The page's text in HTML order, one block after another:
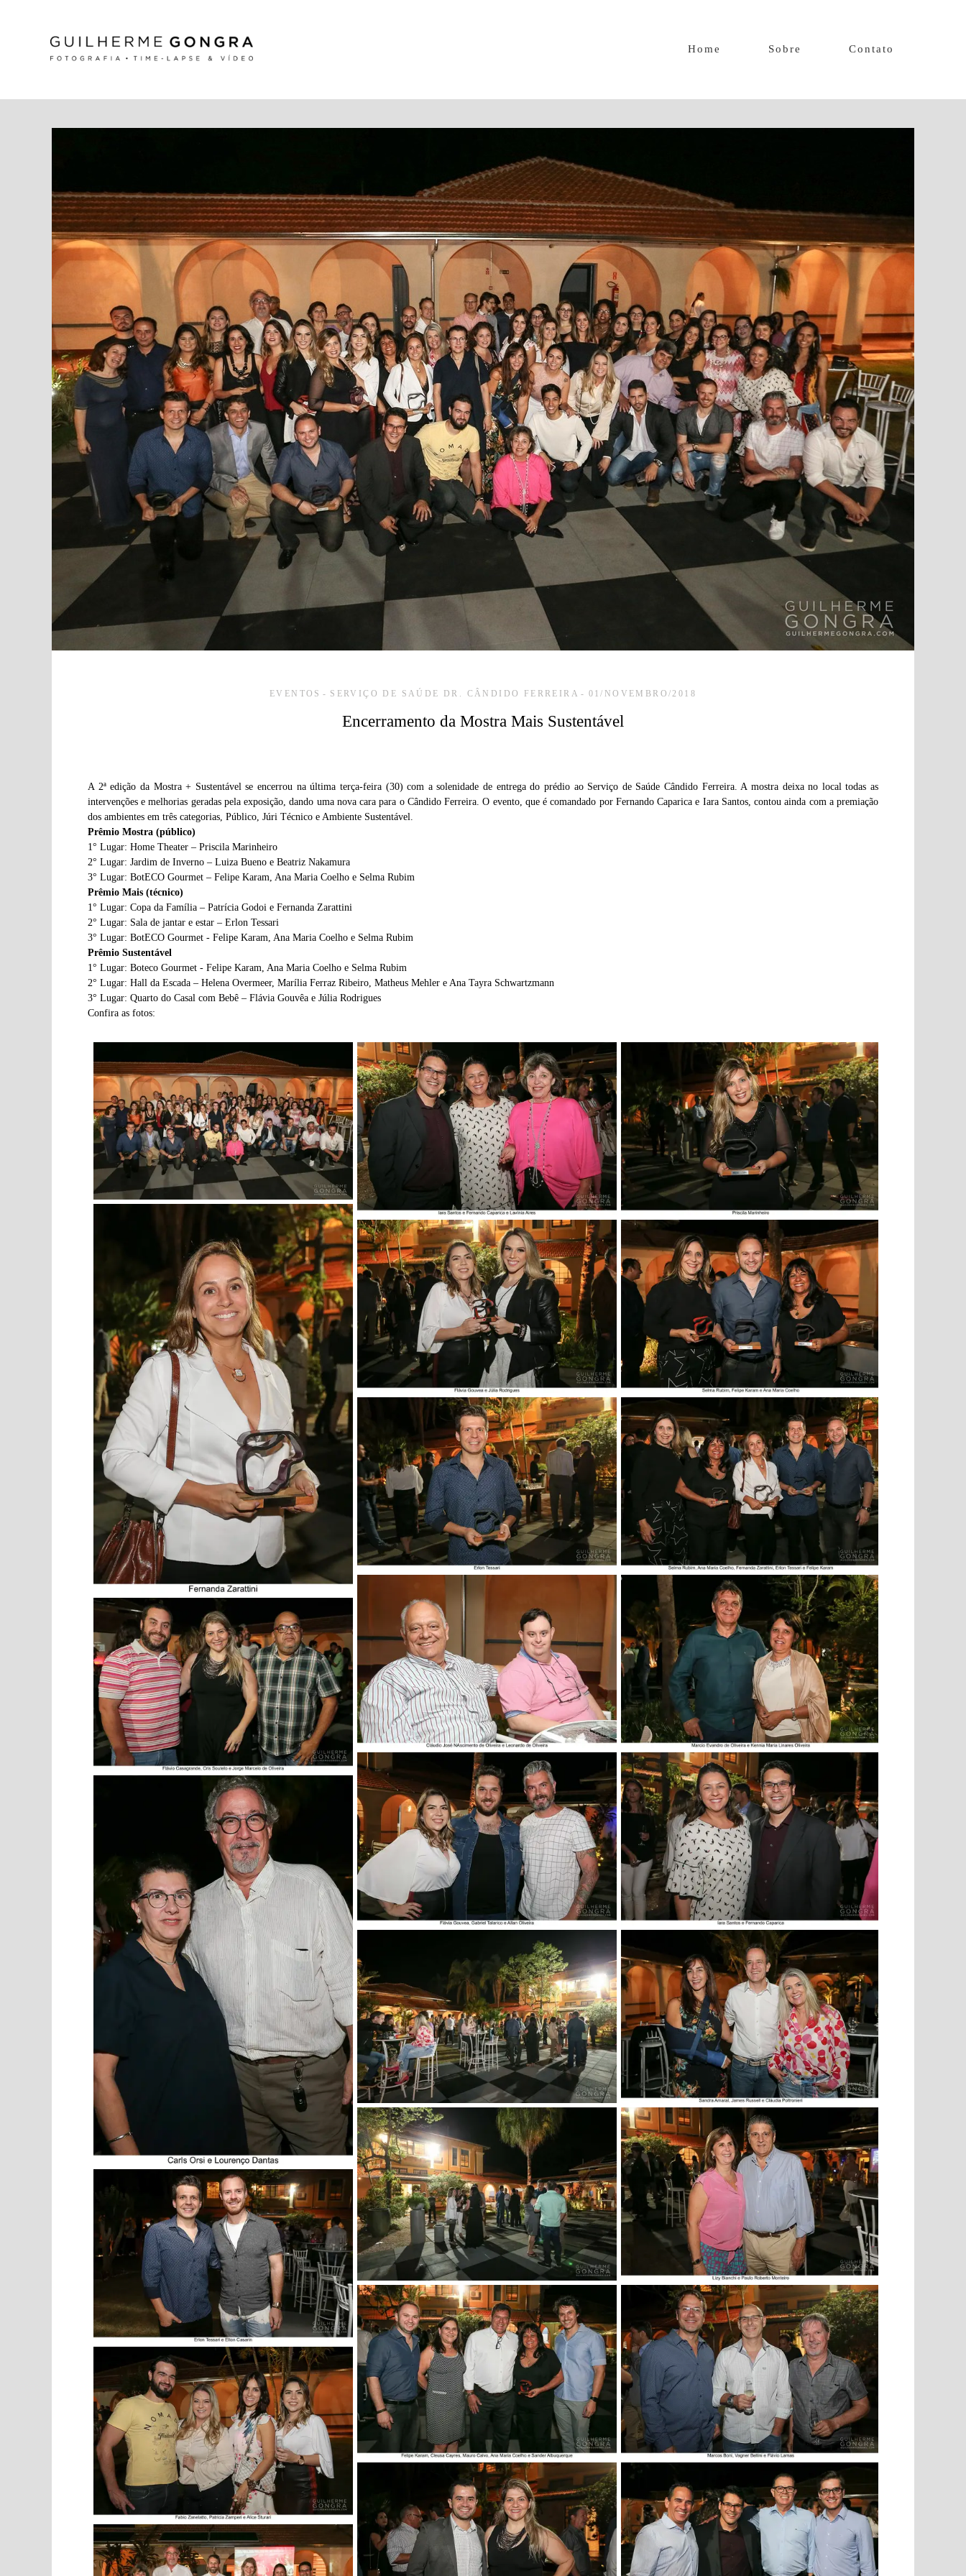
Home Sobre Contato
EVENTOS SERVIÇO DE SAÚDE DR. CÂNDIDO FERREIRA 01/NOVEMBRO/2018
Encerramento da Mostra Mais Sustentável
A 2ª edição da Mostra + Sustentável se encerrou na última terça-feira (30) com a solenidade de entrega do prédio ao Serviço de Saúde Cândido Ferreira. A mostra deixa no local todas as
intervenções e melhorias geradas pela exposição, dando uma nova cara para o Cândido Ferreira. O evento, que é comandado por Fernando Caparica e Iara Santos, contou ainda com a premiação
dos ambientes em três categorias, Público, Júri Técnico e Ambiente Sustentável.
Prêmio Mostra (público)
1° Lugar: Home Theater – Priscila Marinheiro
2° Lugar: Jardim de Inverno – Luiza Bueno e Beatriz Nakamura
3° Lugar: BotECO Gourmet – Felipe Karam, Ana Maria Coelho e Selma Rubim
Prêmio Mais (técnico)
1° Lugar: Copa da Família – Patrícia Godoi e Fernanda Zarattini
2° Lugar: Sala de jantar e estar – Erlon Tessari
3° Lugar: BotECO Gourmet - Felipe Karam, Ana Maria Coelho e Selma Rubim
Prêmio Sustentável
1° Lugar: Boteco Gourmet - Felipe Karam, Ana Maria Coelho e Selma Rubim
2° Lugar: Hall da Escada – Helena Overmeer, Marília Ferraz Ribeiro, Matheus Mehler e Ana Tayra Schwartzmann
3° Lugar: Quarto do Casal com Bebê – Flávia Gouvêa e Júlia Rodrigues
Confira as fotos: